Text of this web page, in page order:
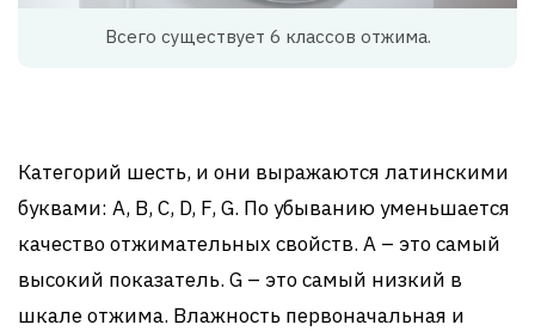
Всего существует 6 классов отжима.
Категорий шесть, и они выражаются латинскими
буквами: A, B, C, D, F, G. По убыванию уменьшается
качество отжимательных свойств. А – это самый
высокий показатель. G – это самый низкий в
шкале отжима. Влажность первоначальная и